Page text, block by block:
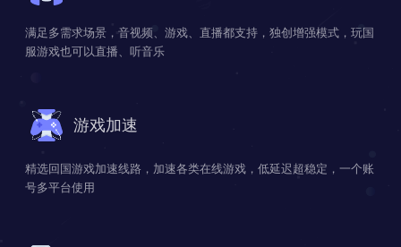
满足多需求场景，音视频、游戏、直播都支持，独创增强模式，玩国
服游戏也可以直播、听音乐
游戏加速
精选回国游戏加速线路，加速各类在线游戏，低延迟超稳定，一个账
号多平台使用